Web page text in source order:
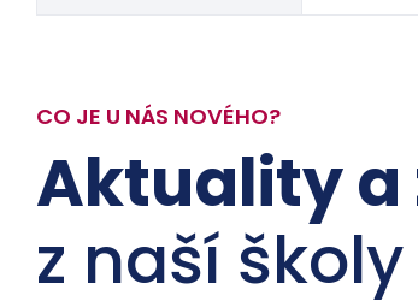
CO JE U NÁS NOVÉHO?
Aktuality
z naší školy